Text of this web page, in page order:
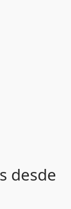
desde